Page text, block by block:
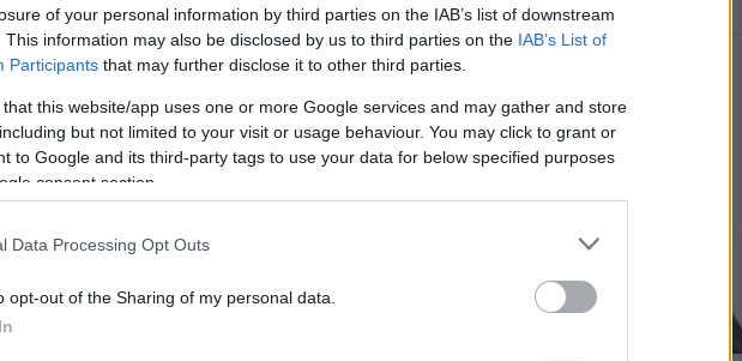
of your personal information by third parties on the IAB’s list of downstream
This information may also be disclosed by us to third parties on the IAB’s List of
Participants that may further disclose it to other third parties.
that this website/app uses one or more Google services and may gather and store
but not limited to your visit or usage behaviour. You may click to grant or
to Google and its third-party tags to use your data for below specified purposes
consent section.
Data Processing Opt Outs
opt-out of the Sharing of my personal data.
Potrebbero piacerti anche